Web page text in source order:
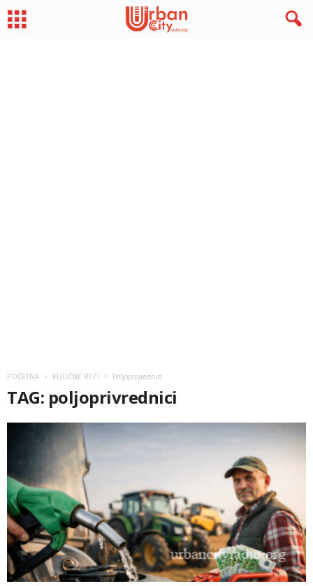
POČETNA KLJUČNE REČI Poljoprivrednici
TAG: poljoprivrednici